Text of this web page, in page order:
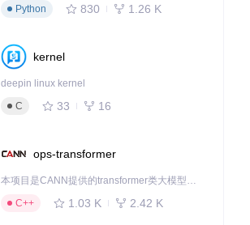
Python
830 1.26 K
kernel
deepin linux kernel
C
33 16
ops-transformer
本项目是CANN提供的transformer类大模型算子库，实现网络在NPU上加速计算。
C++
1.03 K 2.42 K